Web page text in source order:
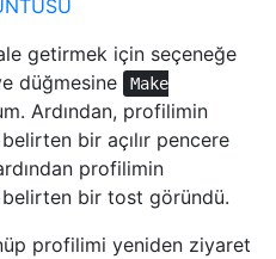
getirmek için seçeneğe
düğmesine
Make
Ardından, profilimin
bir açılır pencere
profilimin
bir tost göründü.
profilimi yeniden ziyaret